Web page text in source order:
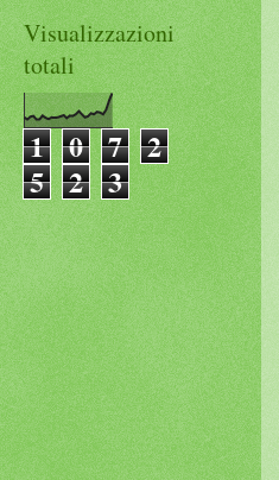
Visualizzazioni
totali
1 0 7 2
5 2 3